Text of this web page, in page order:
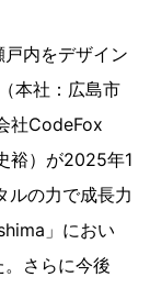
戸内をデザイン
本社：広島市
社CodeFox
裕）が2025年1
ルの力で成長力
」におい
さらに今後